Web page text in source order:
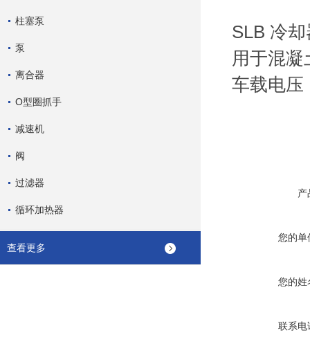
柱塞泵
泵
离合器
O型圈抓手
减速机
阀
过滤器
循环加热器
查看更多
SLB 冷
用于混
车载电压
产
您的单
您的姓
联系电